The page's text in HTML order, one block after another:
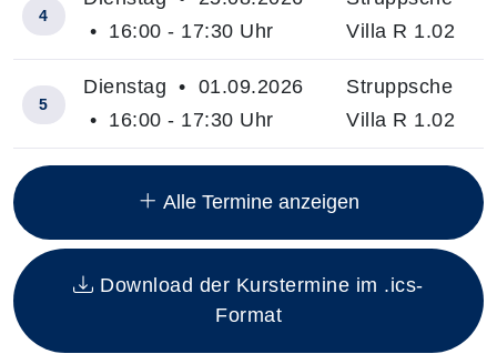
Insgesamt gibt es 18 Termine zum diesen Kurs
4
• 16:00 - 17:30 Uhr
Villa R 1.02
5
Dienstag • 01.09.2026
• 16:00 - 17:30 Uhr
Struppsche
Villa R 1.02
Alle Termine anzeigen
Download der Kurstermine im .ics-
Format